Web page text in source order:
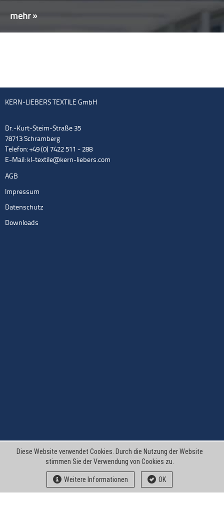
mehr »
KERN-LIEBERS TEXTILE GmbH
Dr.-Kurt-Steim-Straße 35
78713 Schramberg
Telefon: +49 (0) 7422 511 - 288
E-Mail: kl-textile@kern-liebers.com
AGB
Impressum
Datenschutz
Downloads
Diese Website verwendet Cookies. Durch die Nutzung der Website
stimmen Sie der Verwendung von Cookies zu.
Weitere Informationen OK